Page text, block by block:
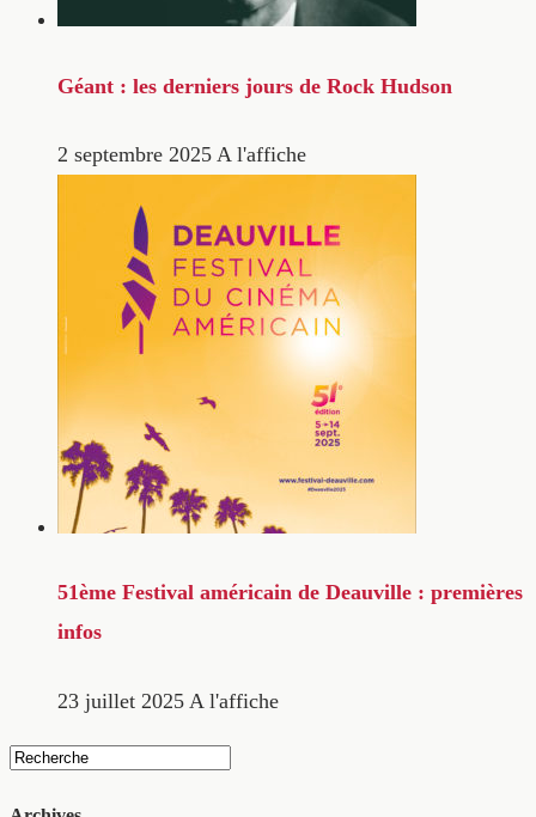
Géant : les derniers jours de Rock Hudson
2 septembre 2025 A l'affiche
51ème Festival américain de Deauville : premières
infos
23 juillet 2025 A l'affiche